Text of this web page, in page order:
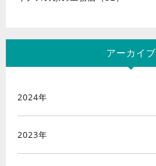
アーカイブ
2024年
2023年